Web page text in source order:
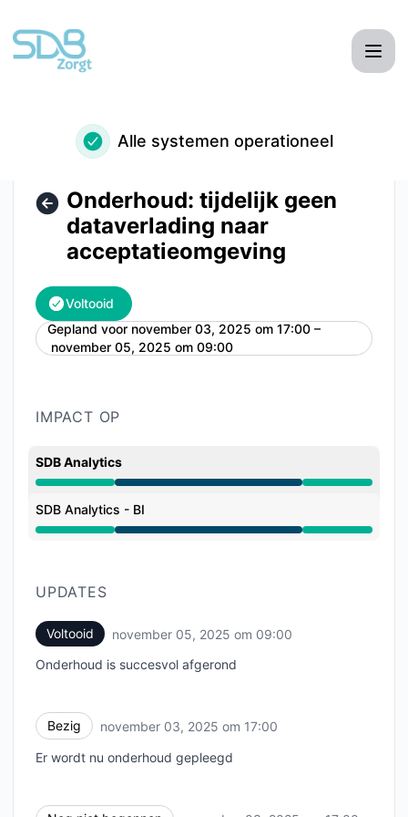
Alle systemen operationeel
Onderhoud: tijdelijk geen
dataverlading naar
acceptatieomgeving
Voltooid
Gepland voor november 03, 2025 om 17:00 –
november 05, 2025 om 09:00
UTC
IMPACT OP
SDB Analytics
Onderhoud van 5:00 PM naar 9:00 AM
SDB Analytics - BI
Onderhoud van 5:00 PM naar 9:00 AM
UPDATES
Voltooid november 05, 2025 om 09:00
Onderhoud is succesvol afgerond
Bezig november 03, 2025 om 17:00
Er wordt nu onderhoud gepleegd